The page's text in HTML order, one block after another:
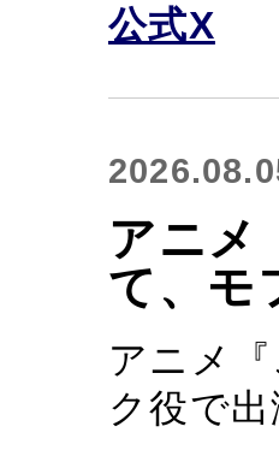
公式X
アニメ
て、モ
アニメ
ク役で